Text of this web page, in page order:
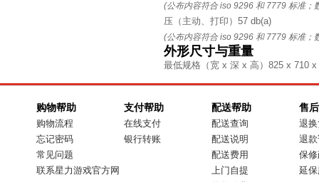
(公布内容符合 iso 9296 和 7779 标准；
压（主动、打印） 57 db(a)
(公布内容符合 iso 9296 和 7779 标准；
外形尺寸与重量
最低规格（宽 x 深 x 高） 825 x 710 x
购物帮助
购物流程
忘记密码
常见问题
联系星力游戏官方网
支付帮助
在线支付
银行转账
配送帮助
配送查询
配送说明
配送费用
上门自提
售
退
退
保
延